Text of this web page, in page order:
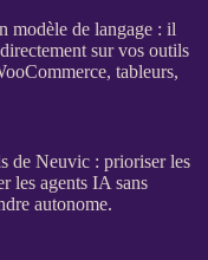
modèle de langage : il
sur vos outils
, tableurs,
de Neuvic : prioriser les
les agents IA sans
autonome.